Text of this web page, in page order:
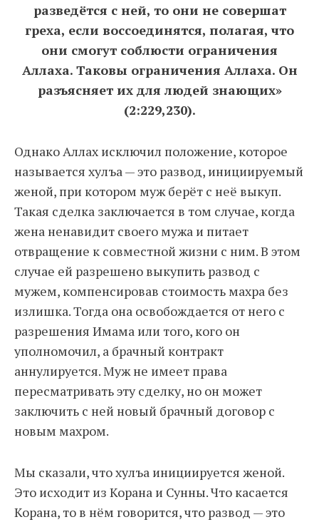
разведётся с ней, то они не совершат
греха, если воссоединятся, полагая, что
они смогут соблюсти ограничения
Аллаха. Таковы ограничения Аллаха. Он
разъясняет их для людей знающих»
(2:229,230).
Однако Аллах исключил положение, которое
называется хулъа — это развод, инициируемый
женой, при котором муж берёт с неё выкуп.
Такая сделка заключается в том случае, когда
жена ненавидит своего мужа и питает
отвращение к совместной жизни с ним. В этом
случае ей разрешено выкупить развод с
мужем, компенсировав стоимость махра без
излишка. Тогда она освобождается от него с
разрешения Имама или того, кого он
уполномочил, а брачный контракт
аннулируется. Муж не имеет права
пересматривать эту сделку, но он может
заключить с ней новый брачный договор с
новым махром.
Мы сказали, что хулъа инициируется женой.
Это исходит из Корана и Сунны. Что касается
Корана, то в нём говорится, что развод — это